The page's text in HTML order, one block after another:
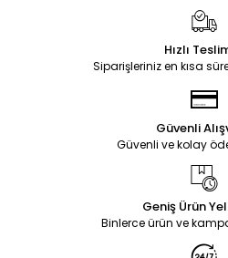
Hızlı
Siparişleriniz en kısa
Güvenli
Güvenli ve kolay
Geniş Ürün
Binlerce ürün ve